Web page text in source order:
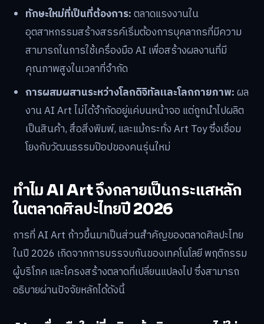
ทักษะใหม่ที่เป็นที่ต้องการ:ตลาดแรงงานใน
อุตสาหกรรมสร้างสรรค์เริ่มต้องการบุคลากรที่มีความ
สามารถในการใช้เครื่องมือ AI เพื่อสร้างผลงานที่มี
คุณภาพสูงในเวลาที่จำกัด
การผสมผสานระหว่างโลกดิจิทัลและโลกกายภาพ:ผล
งาน AI Art ไม่ได้จำกัดอยู่แค่บนหน้าจอ แต่ถูกนำไปผลิต
เป็นสินค้า, สื่อสิ่งพิมพ์, และแม้กระทั่ง Art Toy ซึ่งเชื่อม
โยงกับวัฒนธรรมป๊อปของคนรุ่นใหม่
ทำไม AI Art จึงกลายเป็นกระแสหลัก
ในตลาดศิลปะไทยปี 2026
การที่ AI Art ก้าวขึ้นมาเป็นส่วนสำคัญของตลาดศิลปะไทย
ในปี 2026 เกิดจากการบรรจบกันของเทคโนโลยี พฤติกรรม
ผู้บริโภค และโครงสร้างตลาดที่เปลี่ยนแปลงไป ซึ่งสามารถ
อธิบายผ่านปัจจัยหลักได้ดังนี้